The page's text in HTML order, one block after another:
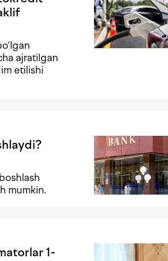
ajratilgan
etilishi
mumkin.
1-